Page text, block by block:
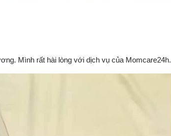
Mình rất hài lòng với dịch vụ của Momcare24h.